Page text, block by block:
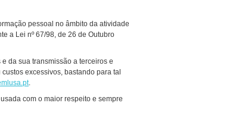
pessoal no âmbito da atividade
a Lei nº 67/98, de 26 de Outubro
da sua transmissão a terceiros e
excessivos, bastando para tal
.
com o maior respeito e sempre